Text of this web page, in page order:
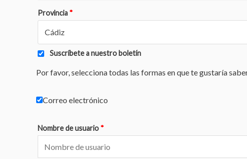
Provincia *
Cádiz
Suscríbete a nuestro boletín
Por favor, selecciona todas las formas en que te gustaría
Correo electrónico
Nombre de usuario *